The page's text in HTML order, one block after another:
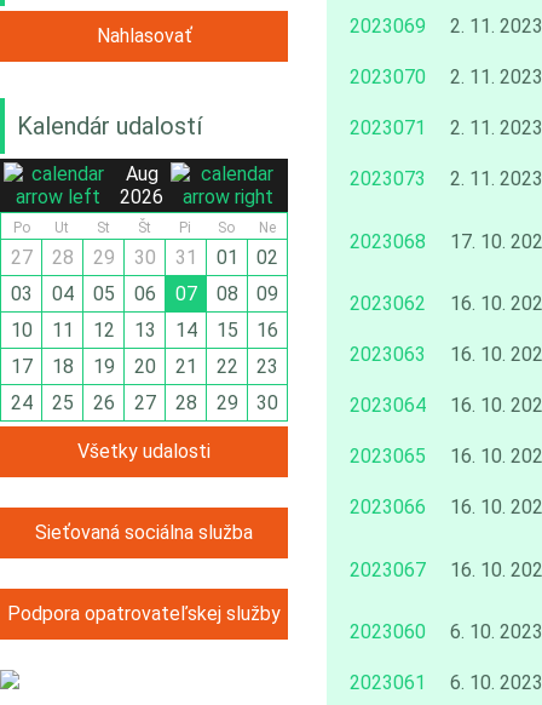
Nahlasovať
Kalendár udalostí
Aug
2026
Po Ut St Št Pi So Ne
27 28 29 30 31 01
02
03
04 05 06 07 08
09
10
11 12 13 14 15
16
17
18 19 20 21 22
23
24
25 26 27 28 29 30
Všetky udalosti
Sieťovaná sociálna služba
Podpora opatrovateľskej služby
2023069 2. 11. 2023
2023070 2. 11. 2023
2023071 2. 11. 2023
2023073 2. 11. 2023
2023068 17. 10.
2023062 16. 10.
2023063 16. 10.
2023064 16. 10.
2023065 16. 10.
2023066 16. 10.
2023067 16. 10.
2023060 6. 10. 2023
2023061 6. 10. 2023